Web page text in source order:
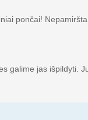
pončai!
galime jas išpildyti.